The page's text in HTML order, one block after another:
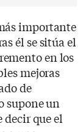
importante
él se sitúa el
en los
mejoras
de
supone un
decir que el